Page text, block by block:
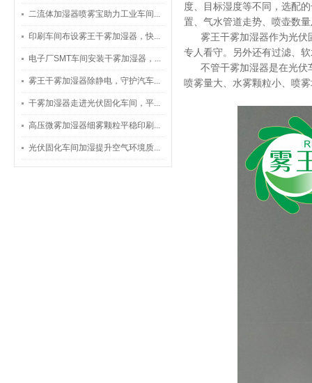
二流体加湿器喷雾宝助力工业车间...
印刷车间布设雾王干雾加湿器，快...
电子厂SMT车间安装干雾加湿器，...
雾王干雾加湿器除静电，守护汽车...
干雾加湿器走进光伏固化车间，平...
高压微雾加湿器细雾颗粒平稳印刷...
光伏固化车间加湿提升空气环境质...
度、目标湿度等不同，选配
置、气水管道走势、喷壶数
雾王干雾加湿器作为光
专人看守。另外还有过滤、
不管干雾加湿器是在光
喷雾量大、水雾颗粒小、喷